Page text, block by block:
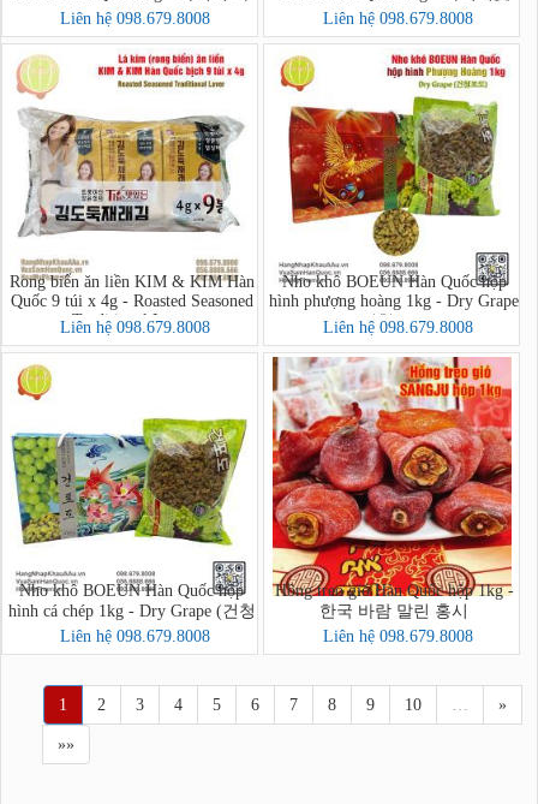
음을 담아 멸치새우 돌김자반볶음
Liên hệ 098.679.8008
마음을 담아 돌김자반볶음
Liên hệ 098.679.8008
Rong biển ăn liền KIM & KIM Hàn
Quốc 9 túi x 4g - Roasted Seasoned
Traditional Laver
Liên hệ 098.679.8008
Nho khô BOEUN Hàn Quốc hộp
hình phượng hoàng 1kg - Dry Grape
(건청포도)
Liên hệ 098.679.8008
Nho khô BOEUN Hàn Quốc hộp
hình cá chép 1kg - Dry Grape (건청
포도)
Liên hệ 098.679.8008
Hồng treo gió Hàn Quốc hộp 1kg -
한국 바람 말린 홍시
Liên hệ 098.679.8008
1 2 3 4 5 6 7 8 9 10 … »
»»